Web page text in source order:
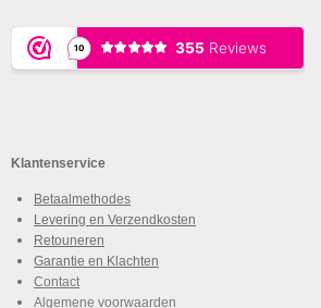
Klantenservice
Betaalmethodes
Levering en Verzendkosten
Retouneren
Garantie en Klachten
Contact
Algemene voorwaarden